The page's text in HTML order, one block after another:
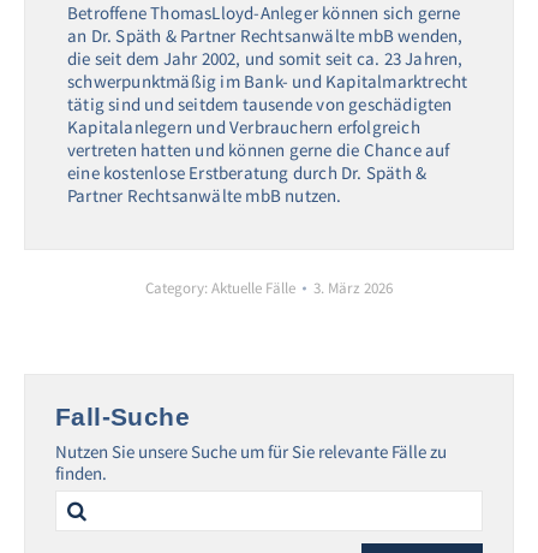
Betroffene ThomasLloyd-Anleger können sich gerne
an Dr. Späth & Partner Rechtsanwälte mbB wenden,
die seit dem Jahr 2002, und somit seit ca. 23 Jahren,
schwerpunktmäßig im Bank- und Kapitalmarktrecht
tätig sind und seitdem tausende von geschädigten
Kapitalanlegern und Verbrauchern erfolgreich
vertreten hatten und können gerne die Chance auf
eine kostenlose Erstberatung durch Dr. Späth &
Partner Rechtsanwälte mbB nutzen.
Category:Aktuelle Fälle 3. März 2026
Fall-Suche
Nutzen Sie unsere Suche um für Sie relevante Fälle zu
finden.
Search
for: